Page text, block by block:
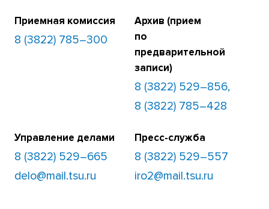
Приемная комиссия
8 (3822) 785–300
Архив (прием
по
предварительной
записи)
8 (3822) 529–856,
8 (3822) 785–428
Управление делами
8 (3822) 529–665
delo@mail.tsu.ru
Пресс-служба
8 (3822) 529–557
iro2@mail.tsu.ru